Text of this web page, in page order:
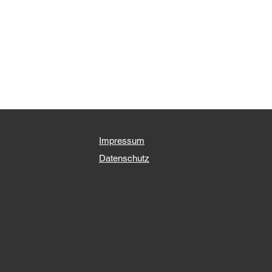
Impressum
Datenschutz